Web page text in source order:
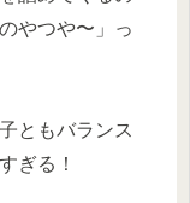
やつや〜」っ
ともバランス
ぎる！